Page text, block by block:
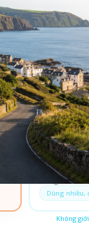
Không
Không giới
Dùng thoải
Dùng nhiều,
Không